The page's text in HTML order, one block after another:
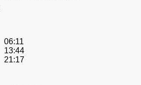
06:11
13:44
21:17